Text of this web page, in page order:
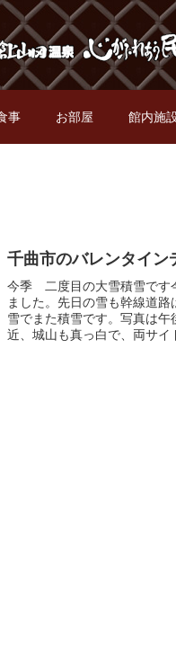
事 お部屋 館内施
千曲市のバレンタイン
今季 二度目の大雪積雪です
ました。先日の雪も幹線道
雪でまた積雪です。写真は
近、城山も真っ白で、両サイ